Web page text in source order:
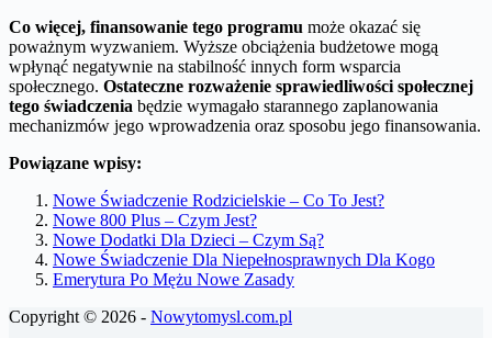
Co więcej, finansowanie tego programu może okazać się
poważnym wyzwaniem. Wyższe obciążenia budżetowe mogą
wpłynąć negatywnie na stabilność innych form wsparcia
społecznego. Ostateczne rozważenie sprawiedliwości społecznej
tego świadczenia będzie wymagało starannego zaplanowania
mechanizmów jego wprowadzenia oraz sposobu jego finansowania.
Powiązane wpisy:
Nowe Świadczenie Rodzicielskie – Co To Jest?
Nowe 800 Plus – Czym Jest?
Nowe Dodatki Dla Dzieci – Czym Są?
Nowe Świadczenie Dla Niepełnosprawnych Dla Kogo
Emerytura Po Mężu Nowe Zasady
Copyright © 2026 - Nowytomysl.com.pl